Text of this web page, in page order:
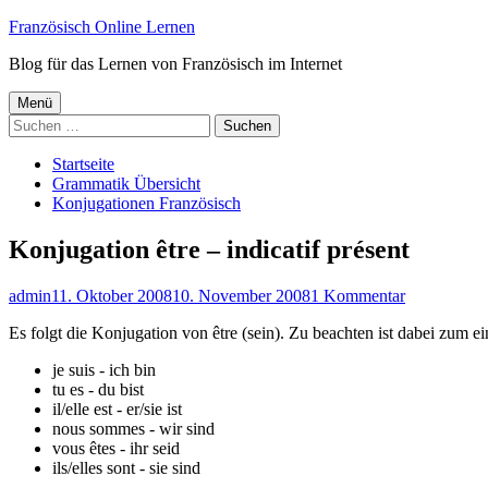
Springe
Inhalt
Französisch Online Lernen
Blog für das Lernen von Französisch im Internet
Primäres
Menü
Menü
Suchen
nach:
Startseite
Grammatik Übersicht
Konjugationen Französisch
Konjugation être – indicatif présent
Autor
adminVeröffentlicht
11. Oktober 200810. November 20081 Kommentarzu
être
Es folgt die Konjugation von être (sein). Zu beachten ist dabei zum
je suis - ich bin
tu es - du bist
il/elle est - er/sie ist
nous sommes - wir sind
vous êtes - ihr seid
ils/elles sont - sie sind